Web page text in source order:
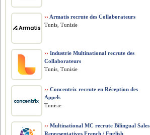
›› Armatis recrute des Collaborateurs
Tunis, Tunisie
›› Industrie Multinational recrute des
Collaborateurs
Tunis, Tunisie
›› Concentrix recrute en Réception des
Appels
Tunisie
›› Multinational MC recrute Bilingual Sales
Representatives French / English